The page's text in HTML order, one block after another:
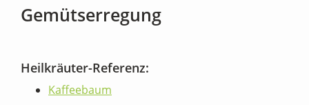
Gemütserregung
Heilkräuter-Referenz:
Kaffeebaum